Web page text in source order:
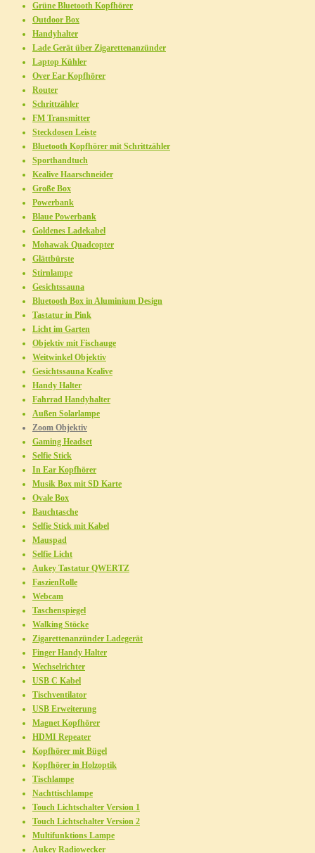
Grüne Bluetooth Kopfhörer
Outdoor Box
Handyhalter
Lade Gerät über Zigarettenanzünder
Laptop Kühler
Over Ear Kopfhörer
Router
Schrittzähler
FM Transmitter
Steckdosen Leiste
Bluetooth Kopfhörer mit Schrittzähler
Sporthandtuch
Kealive Haarschneider
Große Box
Powerbank
Blaue Powerbank
Goldenes Ladekabel
Mohawak Quadcopter
Glättbürste
Stirnlampe
Gesichtssauna
Bluetooth Box in Aluminium Design
Tastatur in Pink
Licht im Garten
Objektiv mit Fischauge
Weitwinkel Objektiv
Gesichtssauna Kealive
Handy Halter
Fahrrad Handyhalter
Außen Solarlampe
Zoom Objektiv
Gaming Headset
Selfie Stick
In Ear Kopfhörer
Musik Box mit SD Karte
Ovale Box
Bauchtasche
Selfie Stick mit Kabel
Mauspad
Selfie Licht
Aukey Tastatur QWERTZ
FaszienRolle
Webcam
Taschenspiegel
Walking Stöcke
Zigarettenanzünder Ladegerät
Finger Handy Halter
Wechselrichter
USB C Kabel
Tischventilator
USB Erweiterung
Magnet Kopfhörer
HDMI Repeater
Kopfhörer mit Bügel
Kopfhörer in Holzoptik
Tischlampe
Nachttischlampe
Touch Lichtschalter Version 1
Touch Lichtschalter Version 2
Multifunktions Lampe
Aukey Radiowecker